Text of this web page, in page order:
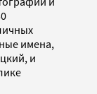
имена,
и